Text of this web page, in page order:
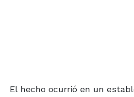
El hecho ocurrió en un